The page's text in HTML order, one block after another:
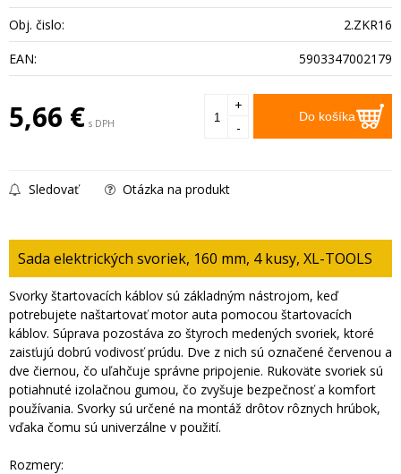
Obj. čislo:
2.ZKR16
EAN:
5903347002179
5,66 € s DPH Do košíka
+
-
Sledovať Otázka na produkt
Sada elektrických svoriek, 160 mm, 4 kusy, XL-TOOLS
Svorky štartovacích káblov sú základným nástrojom, keď
potrebujete naštartovať motor auta pomocou štartovacích
káblov. Súprava pozostáva zo štyroch medených svoriek, ktoré
zaisťujú dobrú vodivosť prúdu. Dve z nich sú označené červenou a
dve čiernou, čo uľahčuje správne pripojenie. Rukoväte svoriek sú
potiahnuté izolačnou gumou, čo zvyšuje bezpečnosť a komfort
používania. Svorky sú určené na montáž drôtov rôznych hrúbok,
vďaka čomu sú univerzálne v použití.
Rozmery: